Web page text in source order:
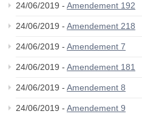
24/06/2019 - Amendement 192
24/06/2019 - Amendement 218
24/06/2019 - Amendement 7
24/06/2019 - Amendement 181
24/06/2019 - Amendement 8
24/06/2019 - Amendement 9